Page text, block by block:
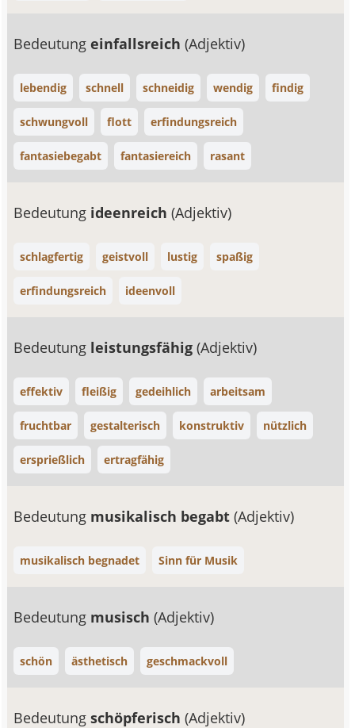
Bedeutungeinfallsreich(Adjektiv)
lebendig schnell schneidig wendig findig
schwungvoll flott erfindungsreich
fantasiebegabt fantasiereich rasant
Bedeutung ideenreich(Adjektiv)
schlagfertig geistvoll lustig spaßig
erfindungsreich ideenvoll
Bedeutung leistungsfähig(Adjektiv)
effektiv fleißig gedeihlich arbeitsam
fruchtbar gestalterisch konstruktiv nützlich
ersprießlich ertragfähig
Bedeutung musikalisch begabt(Adjektiv)
musikalisch begnadet Sinn für Musik
Bedeutung musisch(Adjektiv)
schön ästhetisch geschmackvoll
Bedeutungschöpferisch(Adjektiv)